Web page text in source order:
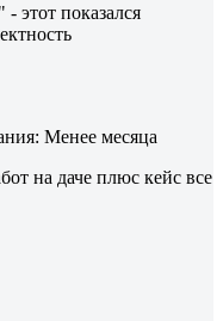
этот показался
Менее месяца
на даче плюс кейс все